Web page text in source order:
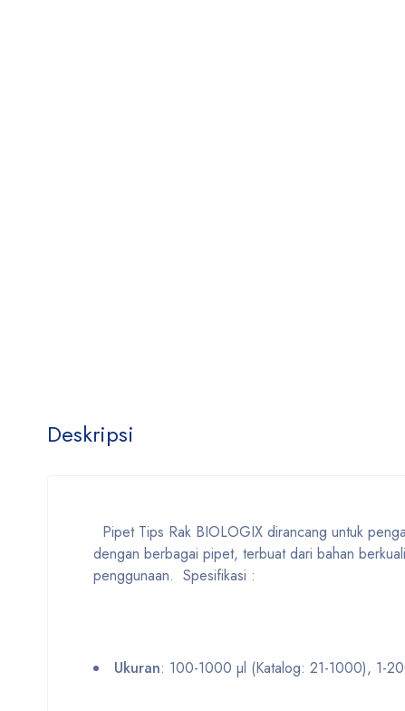
Deskripsi
Pipet Tips Rak BIOLOGIX dirancang untuk
dengan berbagai pipet, terbuat dari bahan
penggunaan. Spesifikasi :
Ukuran: 100-1000 µl (Katalog: 21-1000), 1-